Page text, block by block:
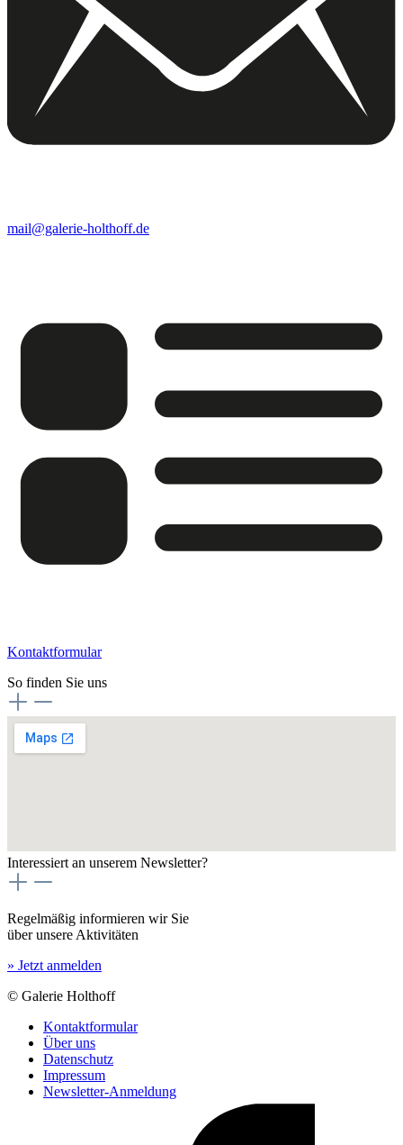
mail@galerie-holthoff.de
Kontaktformular
So finden Sie uns
Interessiert an unserem Newsletter?
Regelmäßig informieren wir Sie
über unsere Aktivitäten
» Jetzt anmelden
© Galerie Holthoff
Kontaktformular
Über uns
Datenschutz
Impressum
Newsletter-Anmeldung